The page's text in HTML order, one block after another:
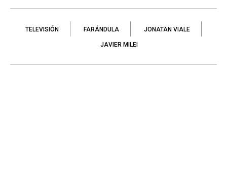
TELEVISIÓN FARÁNDULA JONATAN VIALE
JAVIER MILEI